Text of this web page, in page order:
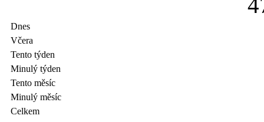
4
Dnes
Včera
Tento týden
Minulý týden
Tento měsíc
Minulý měsíc
Celkem